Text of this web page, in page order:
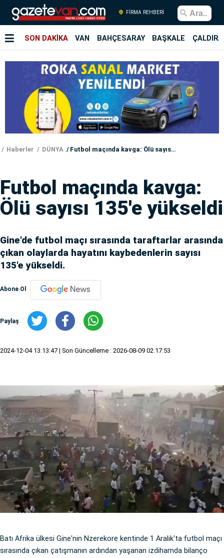
FİRMA REHBERİ
SON DAKİKA VAN BAHÇESARAY BAŞKALE
Haberler DÜNYA Futbol maçında kavga: Ölü sayısı 135'e yükseldi
Futbol maçında kavga:
Ölü sayısı 135'e yükseldi
Gine'de futbol maçı sırasında taraftarlar arasında
çıkan olaylarda hayatını kaybedenlerin sayısı
135'e yükseldi.
Abone Ol
Paylaş
2024-12-04 13:13:47 | Son Güncelleme : 2026-08-09 02:17:53
Batı Afrika ülkesi Gine'nin Nzerekore kentinde 1 Aralık'ta futbol maçı
sırasında çıkan çatışmanın ardından yaşanan izdihamda bilanço